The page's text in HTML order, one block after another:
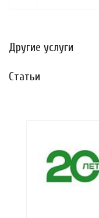
Другие услуги
Статьи